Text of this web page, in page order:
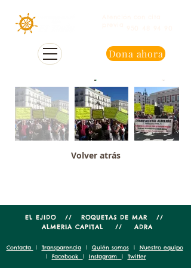
Dona ahora
Volver atrás
EL EJIDO // ROQUETAS DE MAR //
ALMERIA CAPITAL // ADRA
Contacta | Transparencia| Quién somos| Nuestro equipo
| Facebook | Instagram | Twitter